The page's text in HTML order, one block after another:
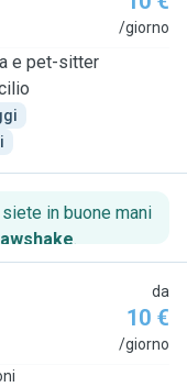
/giorno
e pet-sitter
in buone mani
.
da
10 €
/giorno